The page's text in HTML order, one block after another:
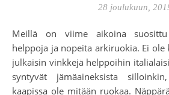
28 joulukuun,
Meillä on viime aikoina suosittu sattuneesta syystä
helppoja ja nopeita arkiruokia. Ei ole
julkaisin vinkkejä helppoihin
syntyvät jämäaineksista
kaapissa ole mitään ruokaa.